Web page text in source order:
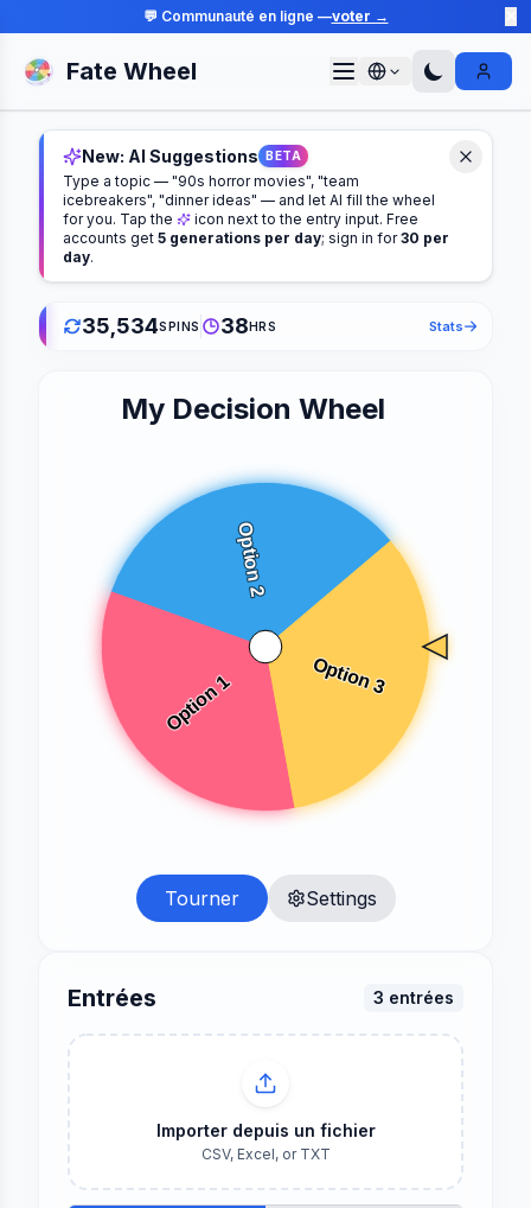
💬 Communauté en ligne —voter →
Fate Wheel Sign In
New: AI Suggestions BETA
Type a topic — "90s horror movies", "team
icebreakers", "dinner ideas" — and let AI fill the wheel
for you. Tap the
icon next to the entry input. Free
accounts get 5 generations per day; sign in for 30 per
day.
35,534SPINS 38HRS Stats
My Decision Wheel
Tourner Settings
Entrées 3 entrées
Importer depuis un fichier
CSV, Excel, or TXT